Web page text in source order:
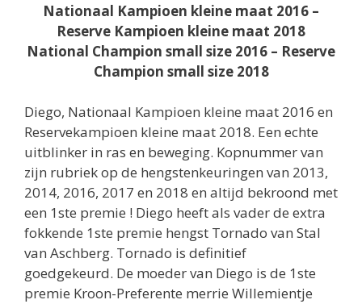
Nationaal Kampioen kleine maat 2016 –
Reserve Kampioen kleine maat 2018
National Champion small size 2016 – Reserve
Champion small size 2018
Diego, Nationaal Kampioen kleine maat 2016 en
Reservekampioen kleine maat 2018. Een echte
uitblinker in ras en beweging. Kopnummer van
zijn rubriek op de hengstenkeuringen van 2013,
2014, 2016, 2017 en 2018 en altijd bekroond met
een 1ste premie ! Diego heeft als vader de extra
fokkende 1ste premie hengst Tornado van Stal
van Aschberg. Tornado is definitief
goedgekeurd. De moeder van Diego is de 1ste
premie Kroon-Preferente merrie Willemientje